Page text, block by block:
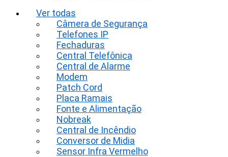
Ver todas
Câmera de Segurança
Telefones IP
Fechaduras
Central Telefônica
Central de Alarme
Modem
Patch Cord
Placa Ramais
Fonte e Alimentação
Nobreak
Central de Incêndio
Conversor de Midia
Sensor Infra Vermelho